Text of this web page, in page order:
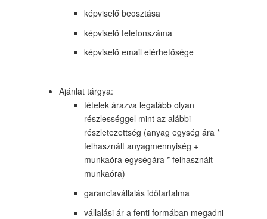
képviselő beosztása
képviselő telefonszáma
képviselő email elérhetősége
Ajánlat tárgya:
tételek árazva legalább olyan
részlességgel mint az alábbi
részletezettség (anyag egység ára *
felhasznált anyagmennyiség +
munkaóra egységára * felhasznált
munkaóra)
garanciavállalás időtartalma
vállalási ár a fenti formában megadni